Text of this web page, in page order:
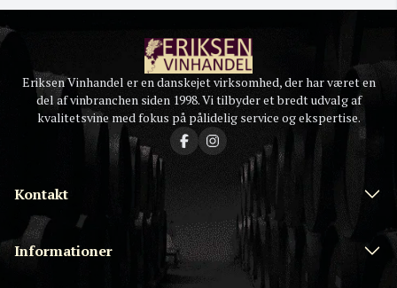
Eriksen Vinhandel er en danskejet virksomhed, der har været en
del af vinbranchen siden 1998. Vi tilbyder et bredt udvalg af
kvalitetsvine med fokus på pålidelig service og ekspertise.
Kontakt
Informationer